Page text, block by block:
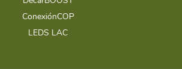
ConexiónCOP
LEDS LAC